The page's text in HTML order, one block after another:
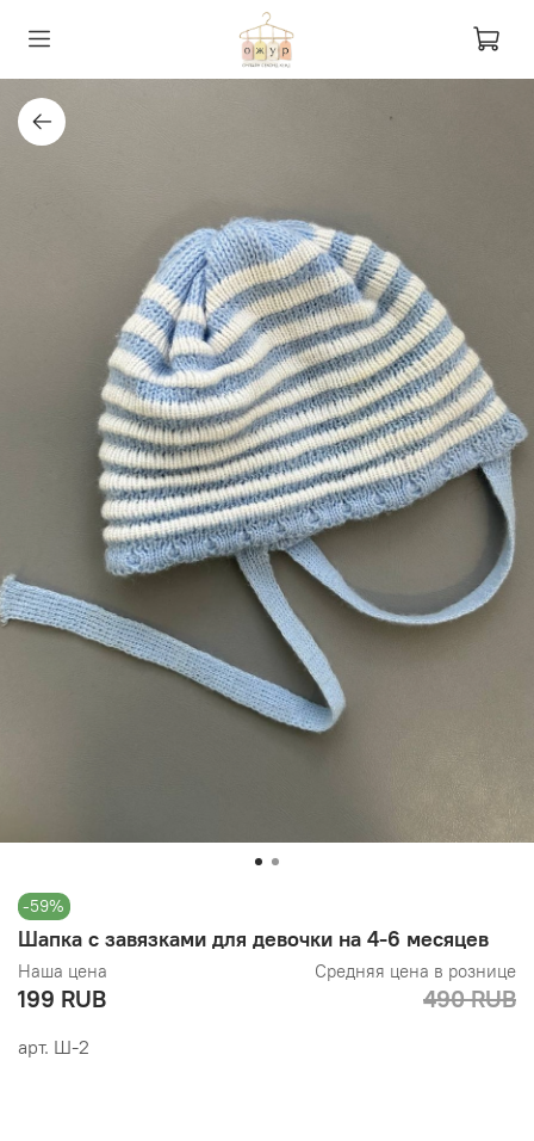
-59%
арт. Ш-2
Шапка с завязками для девочки на 4-6 месяцев
Наша цена
199 RUB
Средняя цена в рознице
490 RUB